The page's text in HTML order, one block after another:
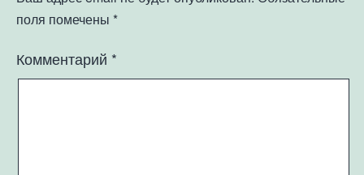
поля помечены *
Комментарий *